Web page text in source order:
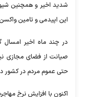
شدید اخیر و همچنین
این اپیدمی و تامین
در چند ماه اخیر
صیانت از فضای مجازی
حتی عموم مردم در کشور
اکنون با افزایش نرخ